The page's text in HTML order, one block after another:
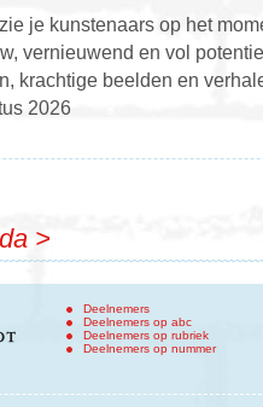
je kunstenaars op het
vernieuwend en vol
krachtige beelden en
2026
>
Deelnemers
Deelnemers op abc
Deelnemers op rubriek
Deelnemers op nummer